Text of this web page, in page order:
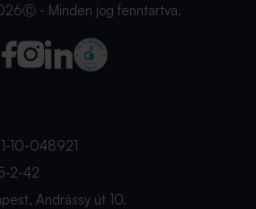
- Minden jog fenntartva.
10-048921
2-42
Andrássy út 10.